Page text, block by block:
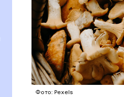
Фото: Pexels